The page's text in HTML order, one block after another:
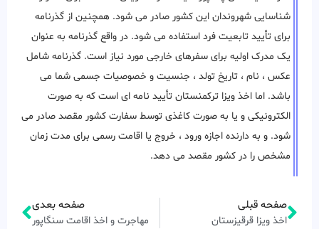
شناسایی شهروندان این کشور صادر می شود. همچنین از گذرنامه
برای تأیید تابعیت فرد استفاده می شود. در واقع گذرنامه به عنوان
یک مدرک اولیه برای سفرهای خارجی مورد نیاز است. گذرنامه شامل
عکس ، نام ، تاریخ تولد ، جنسیت و خصوصیات جسمی شما می
باشد. اما اخذ ویزا ترکمنستان تأیید نامه ای است که به صورت
الکترونیکی و یا به صورت کاغذی توسط سفارت کشور مقصد صادر می
شود. و به دارنده اجازه ورود ، خروج یا اقامت رسمی برای مدت زمان
مشخص را در کشور مقصد می دهد.
صفحه قبلی
اخذ ویزا قرقیزستان
صفحه بعدی
مهاجرت و اخذ اقامت سنگاپور